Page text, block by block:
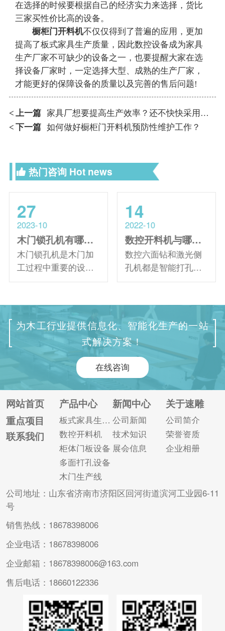
在选择的时候要根据自己的经济实力来选择，货比
三家买性价比高的设备。
橱柜门开料机不仅仅得到了普遍的应用，更加
提高了板式家具生产质量，因此数控设备成为家具
生产厂家不可缺少的设备之一，也要提醒大家在选
择设备厂家时，一定选择大型、成熟的生产厂家，
才能更好的保障设备的质量以及完善的售后问题!
< 上一篇 家具厂想要提高生产效率？还不快快采用数控六面钻！
< 下一篇 如何做好橱柜门开料机预防性维护工作？
热门咨询 Hot news
27
2023-10
木门锁孔机有哪些具体的功能特点？
木门锁孔机是木门加
工过程中重要的设备
之一，主要用于加工
锁、门锁台阶、合页
孔、工艺孔一次性完
成。那么，在具体使
用时木门锁孔机有哪
些功能特点? 木门锁
孔机的功能特点： 1.
专用门锁控制系统，
内置CAM软件，丰富
的门锁造型，模块化
操作，适合各种木质
门的加工; 2.操作界面
简单直观，无需专...
14
2022-10
数控开料机与哪款智能打孔设备搭配比较合适？（数控六面钻与数控开料机搭配的优势）
数控六面钻和激光侧
孔机都是智能打孔设
备，主要用于板式家
是板式家具生产线中
不可缺少的设备。那
么哪种类型的打孔设
备更适合数控开料机?
当使用激光侧孔机加
工板材时，只能加工
侧面的孔位。数控六
面钻则可以一次定位
加工工件正反面以及
四个侧面所有的孔
位。 在加工效率方
面，由于激光侧孔机
为木工行业提供信息化、智能化生产的一站
式解决方案！
在线咨询
网站首页
重点项目
联系我们
产品中心
板式家具生产线
数控开料机
柜体门板设备
多面打孔设备
木门生产线
新闻中心
公司新闻
技术知识
展会信息
关于速雕
公司简介
荣誉资质
企业相册
公司地址：山东省济南市济阳区回河街道滨河工业园6-11
号
销售热线：18678398006
企业电话：18678398006
企业邮箱：18678398006@163.com
售后电话：18660122336